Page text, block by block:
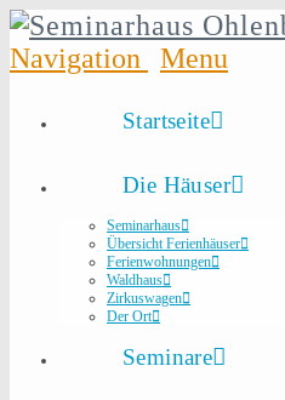
Navigation
Startseite
Die Häuser
Seminarhaus
Übersicht Ferienhäuser
Ferienwohnungen
Waldhaus
Zirkuswagen
Der Ort
Seminare